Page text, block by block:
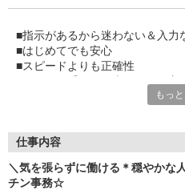
■指示があるから迷わない＆入力
■はじめてでも安心
■スピードよりも正確性
■1日2・3件くらい＆お相手の名
もっ
仕事内容
＼気を張らずに働ける＊穏やかな
チン事務☆